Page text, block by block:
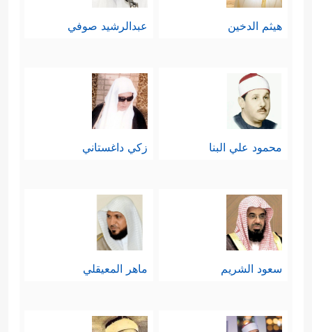
هيثم الدخين عبدالرشيد صوفي
محمود علي البنا زكي داغستاني
سعود الشريم ماهر المعيقلي